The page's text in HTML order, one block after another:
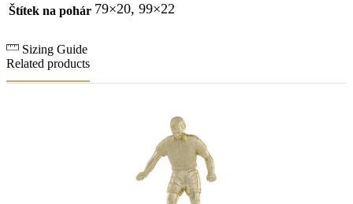
Štítek na pohár 79×20, 99×22
Sizing Guide
Related products